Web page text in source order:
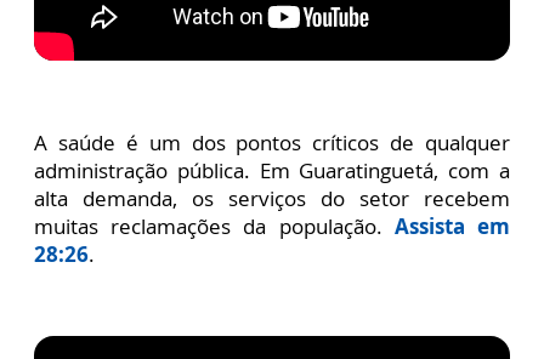
A saúde é um dos pontos críticos de qualquer
administração pública. Em Guaratinguetá, com a
alta demanda, os serviços do setor recebem
muitas reclamações da população. Assista em
28:26.